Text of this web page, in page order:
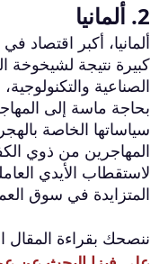
2. ألمانيا
ألمانيا، أكبر اقتصاد
كبيرة نتيجة لشيخوخة
الصناعية
بحاجة ماسة إلى
سياساتها الخاصة
المهاجرين من ذوي
لاستقطاب الأيدي
المتزايدة في سوق
ننصحك بقراءة المقال